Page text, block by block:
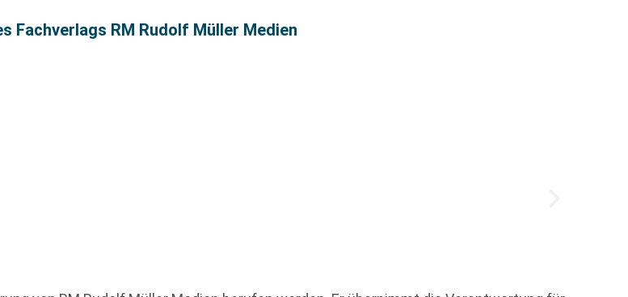
Fachverlags RM Rudolf Müller Medien